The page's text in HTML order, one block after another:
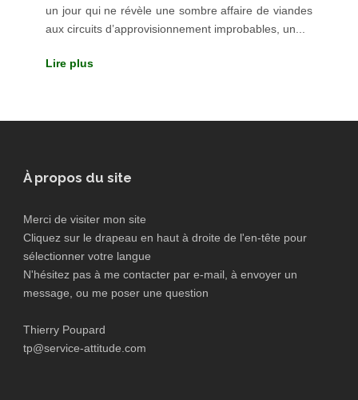
un jour qui ne révèle une sombre affaire de viandes
aux circuits d’approvisionnement improbables, un...
Lire plus
À propos du site
Merci de visiter mon site
Cliquez sur le drapeau en haut à droite de l'en-tête pour
sélectionner votre langue
N'hésitez pas à me contacter par e-mail, à envoyer un
message, ou me poser une question
Thierry Poupard
tp@service-attitude.com